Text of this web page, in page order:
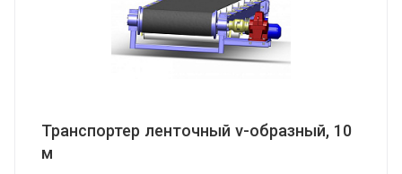
Транспортер ленточный v-образный, 10
м